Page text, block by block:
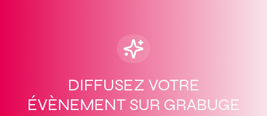
DIFFUSEZ VOTRE
ÉVÈNEMENT SUR GRABUGE